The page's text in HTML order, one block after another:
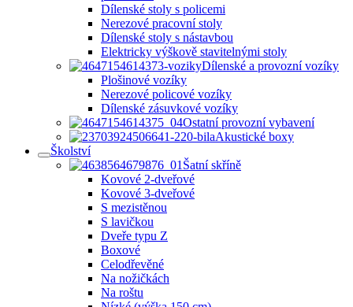
Dílenské stoly s policemi
Nerezové pracovní stoly
Dílenské stoly s nástavbou
Elektricky výškově stavitelnými stoly
Dílenské a provozní vozíky
Plošinové vozíky
Nerezové policové vozíky
Dílenské zásuvkové vozíky
Ostatní provozní vybavení
Akustické boxy
Školství
Šatní skříně
Kovové 2-dveřové
Kovové 3-dveřové
S mezistěnou
S lavičkou
Dveře typu Z
Boxové
Celodřevěné
Na nožičkách
Na roštu